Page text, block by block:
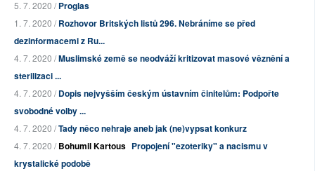
5. 7. 2020 /Proglas
1. 7. 2020 /Rozhovor Britských listů 296. Nebráníme se před
dezinformacemi z Ru...
4. 7. 2020 /Muslimské země se neodváží kritizovat masové věznění a
sterilizaci ...
4. 7. 2020 /Dopis nejvyšším českým ústavním činitelům: Podpořte
svobodné volby ...
4. 7. 2020 /Tady něco nehraje aneb jak (ne)vypsat konkurz
4. 7. 2020 /Bohumil Kartous Propojení "ezoteriky" a nacismu v
krystalické podobě